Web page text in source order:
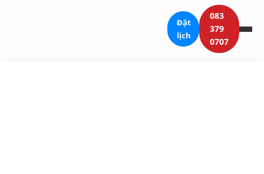
Đặt
lịch
083
379
0707